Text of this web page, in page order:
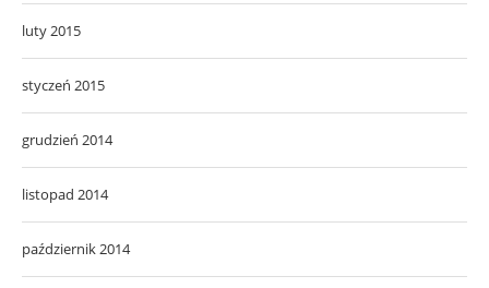
luty 2015
styczeń 2015
grudzień 2014
listopad 2014
październik 2014